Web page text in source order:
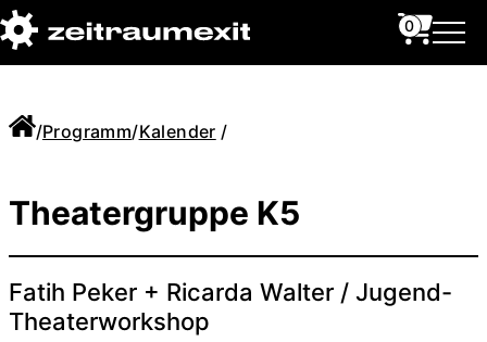
0
/Programm/Kalender /
Theatergruppe K5
Fatih Peker + Ricarda Walter / Jugend-
Theaterworkshop